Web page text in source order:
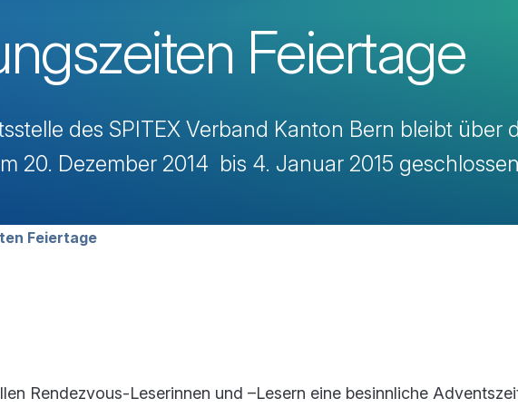
Feiertage
des SPITEX Verband Kanton Bern bleibt über
20. Dezember 2014 bis 4. Januar 2015
hier:Feiertage
Rendezvous-Leserinnen und –Lesern eine besinnliche